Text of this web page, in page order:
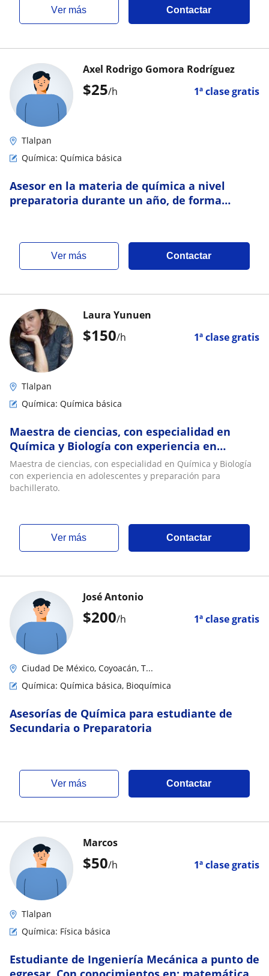
ver más Contactar
$25/h 1ª clase gratis
Axel Rodrigo Gomora Rodríguez
Tlalpan
Química: Química básica
Asesor en la materia de química a nivel
preparatoria durante un año, de forma
ver más Contactar
$150/h 1ª clase gratis
Laura Yunuen
Tlalpan
Química: Química básica
Maestra de ciencias, con especialidad en
Química y Biología con experiencia en
adolescentes y preparación para bachillerato
Maestra de ciencias, con especialidad en Química y Biología
con experiencia en adolescentes y preparación para
bachillerato.
ver más Contactar
$200/h 1ª clase gratis
José Antonio
Ciudad De México, Coyoacán, T...
Química: Química básica, Bioquímica
Asesorías de Química para estudiante de
Secundaria o Preparatoria
ver más Contactar
$50/h 1ª clase gratis
Marcos
Tlalpan
Química: Física básica
Estudiante de Ingeniería Mecánica a punto de